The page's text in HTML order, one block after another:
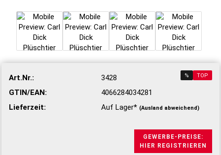
% TOP
Art.Nr.:
3428
GTIN/EAN:
4066284034281
Lieferzeit:
Auf Lager* (Ausland abweichend)
GEWERBE-PREISE:
HIER REGISTRIEREN